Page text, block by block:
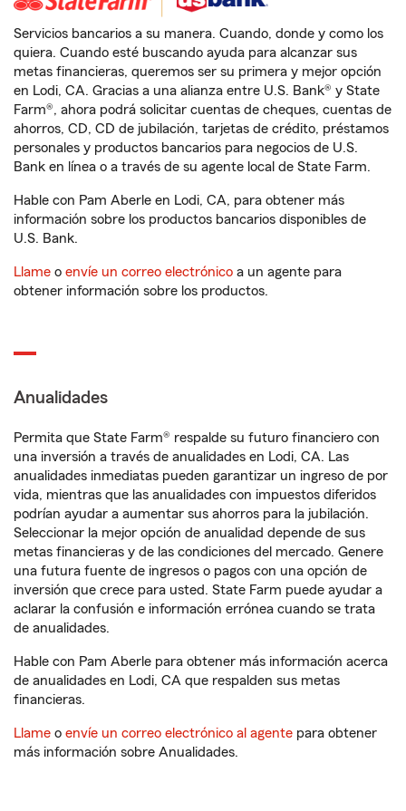
Servicios bancarios a su manera. Cuando, donde y como los
quiera. Cuando esté buscando ayuda para alcanzar sus
metas financieras, queremos ser su primera y mejor opción
en Lodi, CA. Gracias a una alianza entre U.S. Bank® y State
Farm®, ahora podrá solicitar cuentas de cheques, cuentas de
ahorros, CD, CD de jubilación, tarjetas de crédito, préstamos
personales y productos bancarios para negocios de U.S.
Bank en línea o a través de su agente local de State Farm.
Hable con Pam Aberle en Lodi, CA, para obtener más
información sobre los productos bancarios disponibles de
U.S. Bank.
Llame o envíe un correo electrónico a un agente para
obtener información sobre los productos.
Anualidades
Permita que State Farm® respalde su futuro financiero con
una inversión a través de anualidades en Lodi, CA. Las
anualidades inmediatas pueden garantizar un ingreso de por
vida, mientras que las anualidades con impuestos diferidos
podrían ayudar a aumentar sus ahorros para la jubilación.
Seleccionar la mejor opción de anualidad depende de sus
metas financieras y de las condiciones del mercado. Genere
una futura fuente de ingresos o pagos con una opción de
inversión que crece para usted. State Farm puede ayudar a
aclarar la confusión e información errónea cuando se trata
de anualidades.
Hable con Pam Aberle para obtener más información acerca
de anualidades en Lodi, CA que respalden sus metas
financieras.
Llame o envíe un correo electrónico al agente para obtener
más información sobre Anualidades.